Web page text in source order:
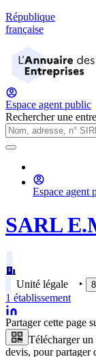
République
française
Espace agent public
Rechercher une
Espace agent
SARL
Unité légale ‣
1 établissement
Partager cette page
Télécharger
devis, pour partager